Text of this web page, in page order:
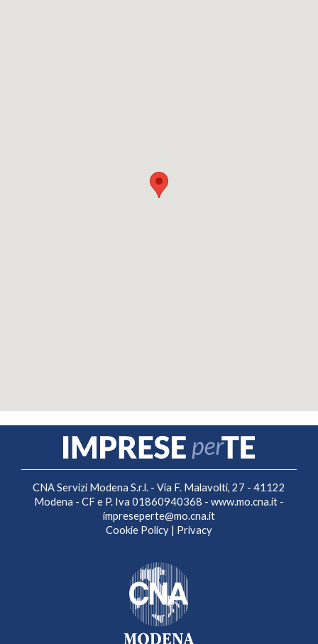
CNA Servizi Modena S.r.l. - Via F. Malavolti, 27 - 41122
Modena - CF e P. Iva 01860940368 - www.mo.cna.it -
impreseperte@mo.cna.it
Cookie Policy | Privacy